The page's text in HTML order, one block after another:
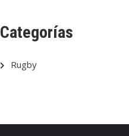
Categorías
Rugby